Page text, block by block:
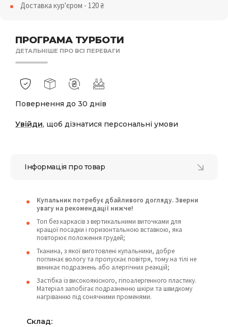
ПРОГРАМА ТУРБОТИ
ДЕТАЛЬНІШЕ ПРО ВСІ ПЕРЕВАГИ
Повернення до 30 днів
Увійди, щоб дізнатися персональні умови
Доставка кур'єром - 120₴
Інформація про товар
Купальник потребує дбайливого догляду. Зверни
увагу на рекомендації нижче!
Топ без каркасів з вертикальними виточками для
кращої посадки і горизонтальною вставкою, яка
повторює положення грудей;
Тканина, з якої виготовлені купальники, добре
поглинає вологу та пропускає повітря, тому на тілі не
виникає подразнень або алергічних реакцій;
Застібка із високоякісного, гіпоалергенного пластику.
Матеріал запобігає подразненню шкіри та швидкому
нагріванню під сонячними променями.
Склад: